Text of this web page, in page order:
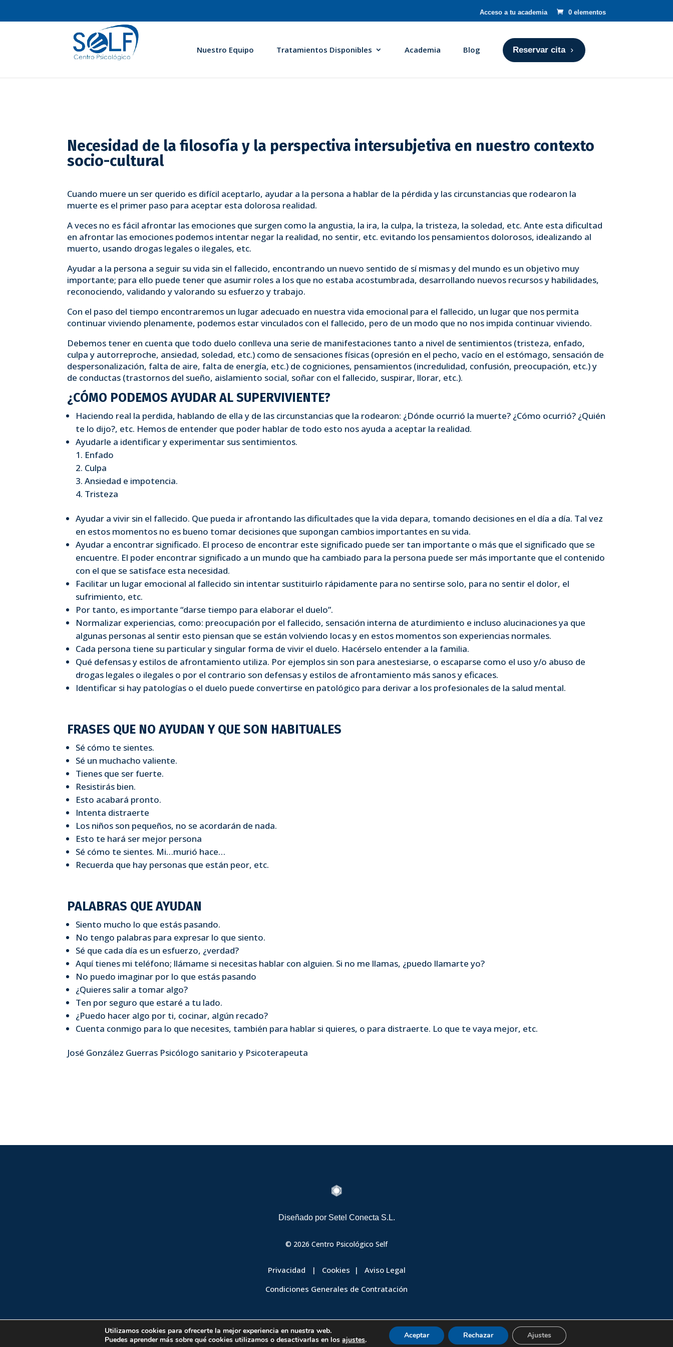
Acceso a tu academia 0 elementos
Nuestro Equipo Tratamientos Disponibles Academia Blog Reservar cita
Necesidad de la filosofía y la perspectiva intersubjetiva en nuestro contexto
socio-cultural
Cuando muere un ser querido es difícil aceptarlo, ayudar a la persona a hablar de la pérdida y las circunstancias que rodearon la
muerte es el primer paso para aceptar esta dolorosa realidad.
A veces no es fácil afrontar las emociones que surgen como la angustia, la ira, la culpa, la tristeza, la soledad, etc. Ante esta dificultad
en afrontar las emociones podemos intentar negar la realidad, no sentir, etc. evitando los pensamientos dolorosos, idealizando al
muerto, usando drogas legales o ilegales, etc.
Ayudar a la persona a seguir su vida sin el fallecido, encontrando un nuevo sentido de sí mismas y del mundo es un objetivo muy
importante; para ello puede tener que asumir roles a los que no estaba acostumbrada, desarrollando nuevos recursos y habilidades,
reconociendo, validando y valorando su esfuerzo y trabajo.
Con el paso del tiempo encontraremos un lugar adecuado en nuestra vida emocional para el fallecido, un lugar que nos permita
continuar viviendo plenamente, podemos estar vinculados con el fallecido, pero de un modo que no nos impida continuar viviendo.
Debemos tener en cuenta que todo duelo conlleva una serie de manifestaciones tanto a nivel de sentimientos (tristeza, enfado,
culpa y autorreproche, ansiedad, soledad, etc.) como de sensaciones físicas (opresión en el pecho, vacío en el estómago, sensación de
despersonalización, falta de aire, falta de energía, etc.) de cogniciones, pensamientos (incredulidad, confusión, preocupación, etc.) y
de conductas (trastornos del sueño, aislamiento social, soñar con el fallecido, suspirar, llorar, etc.).
¿CÓMO PODEMOS AYUDAR AL SUPERVIVIENTE?
Haciendo real la perdida, hablando de ella y de las circunstancias que la rodearon: ¿Dónde ocurrió la muerte? ¿Cómo ocurrió? ¿Quién
te lo dijo?, etc. Hemos de entender que poder hablar de todo esto nos ayuda a aceptar la realidad.
Ayudarle a identificar y experimentar sus sentimientos.
Enfado
Culpa
Ansiedad e impotencia.
Tristeza
Ayudar a vivir sin el fallecido. Que pueda ir afrontando las dificultades que la vida depara, tomando decisiones en el día a día. Tal vez
en estos momentos no es bueno tomar decisiones que supongan cambios importantes en su vida.
Ayudar a encontrar significado. El proceso de encontrar este significado puede ser tan importante o más que el significado que se
encuentre. El poder encontrar significado a un mundo que ha cambiado para la persona puede ser más importante que el contenido
con el que se satisface esta necesidad.
Facilitar un lugar emocional al fallecido sin intentar sustituirlo rápidamente para no sentirse solo, para no sentir el dolor, el
sufrimiento, etc.
Por tanto, es importante “darse tiempo para elaborar el duelo”.
Normalizar experiencias, como: preocupación por el fallecido, sensación interna de aturdimiento e incluso alucinaciones ya que
algunas personas al sentir esto piensan que se están volviendo locas y en estos momentos son experiencias normales.
Cada persona tiene su particular y singular forma de vivir el duelo. Hacérselo entender a la familia.
Qué defensas y estilos de afrontamiento utiliza. Por ejemplos sin son para anestesiarse, o escaparse como el uso y/o abuso de
drogas legales o ilegales o por el contrario son defensas y estilos de afrontamiento más sanos y eficaces.
Identificar si hay patologías o el duelo puede convertirse en patológico para derivar a los profesionales de la salud mental.
FRASES QUE NO AYUDAN Y QUE SON HABITUALES
Sé cómo te sientes.
Sé un muchacho valiente.
Tienes que ser fuerte.
Resistirás bien.
Esto acabará pronto.
Intenta distraerte
Los niños son pequeños, no se acordarán de nada.
Esto te hará ser mejor persona
Sé cómo te sientes. Mi…murió hace…
Recuerda que hay personas que están peor, etc.
PALABRAS QUE AYUDAN
Siento mucho lo que estás pasando.
No tengo palabras para expresar lo que siento.
Sé que cada día es un esfuerzo, ¿verdad?
Aquí tienes mi teléfono; llámame si necesitas hablar con alguien. Si no me llamas, ¿puedo llamarte yo?
No puedo imaginar por lo que estás pasando
¿Quieres salir a tomar algo?
Ten por seguro que estaré a tu lado.
¿Puedo hacer algo por ti, cocinar, algún recado?
Cuenta conmigo para lo que necesites, también para hablar si quieres, o para distraerte. Lo que te vaya mejor, etc.
José González Guerras Psicólogo sanitario y Psicoterapeuta

Diseñado por Setel Conecta S.L.
© 2026 Centro Psicológico Self
Privacidad | Cookies | Aviso Legal
Condiciones Generales de Contratación
Utilizamos cookies para ofrecerte la mejor experiencia en nuestra web.
Puedes aprender más sobre qué cookies utilizamos o desactivarlas en losajustes. Aceptar Rechazar Ajustes